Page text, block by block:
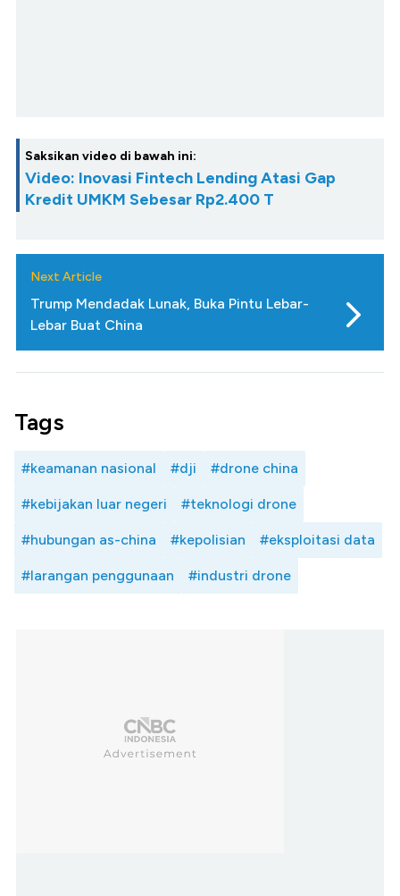
Saksikan video di bawah ini:
Video: Inovasi Fintech Lending Atasi Gap
Kredit UMKM Sebesar Rp2.400 T
Next Article
Trump Mendadak Lunak, Buka Pintu Lebar-
Lebar Buat China
Tags
#keamanan nasional #dji #drone china
#kebijakan luar negeri #teknologi drone
#hubungan as-china #kepolisian #eksploitasi data
#larangan penggunaan #industri drone